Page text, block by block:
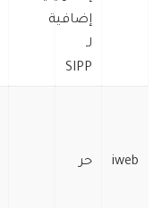
إضافية
لـ
SIPP
iweb حر